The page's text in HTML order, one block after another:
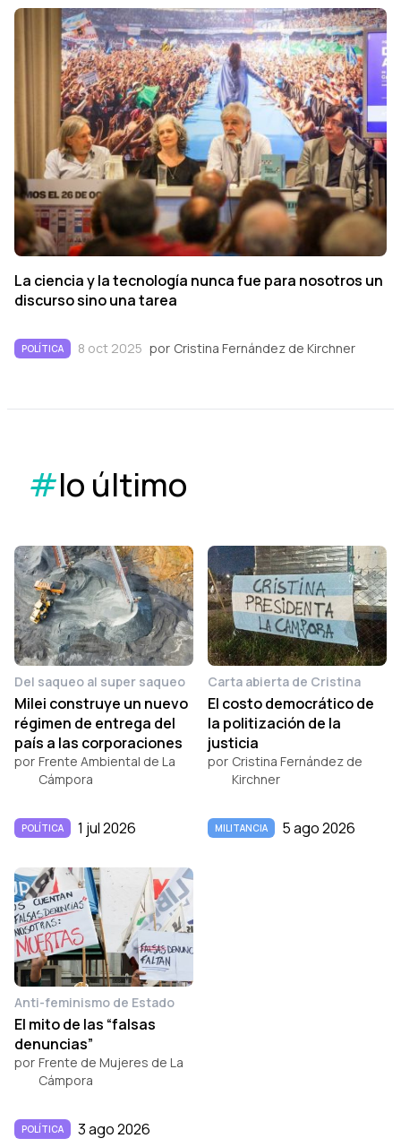
La ciencia y la tecnología nunca fue para nosotros un
discurso sino una tarea
POLÍTICA 8 oct 2025 por Cristina Fernández de Kirchner
#lo último
Del saqueo al super saqueo
Milei construye un nuevo
régimen de entrega del
país a las corporaciones
por Frente Ambiental de La
Cámpora
POLÍTICA 1 jul 2026
Carta abierta de Cristina
El costo democrático de
la politización de la
justicia
por Cristina Fernández de
Kirchner
MILITANCIA 5 ago 2026
Anti-feminismo de Estado
El mito de las “falsas
denuncias”
por Frente de Mujeres de La
Cámpora
POLÍTICA 3 ago 2026